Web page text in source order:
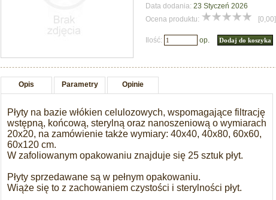
Data dodania: 23 Styczeń 2026
Ocena produktu:
[0,00]
Ilość: op.
Opis Parametry Opinie
Płyty na bazie włókien celulozowych, wspomagające filtrację
wstępną, końcową, sterylną oraz nanoszeniową o wymiarach
20x20, na zamówienie także wymiary: 40x40, 40x80, 60x60,
60x120 cm.
W zafoliowanym opakowaniu znajduje się 25 sztuk płyt.
Płyty sprzedawane są w pełnym opakowaniu.
Wiąże się to z zachowaniem czystości i sterylności płyt.